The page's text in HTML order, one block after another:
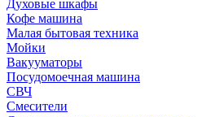
Духовые шкафы
Кофе машина
Малая бытовая техника
Мойки
Вакууматоры
Посудомоечная машина
СВЧ
Смесители